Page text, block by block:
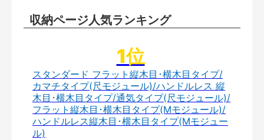
収納ページ人気ランキング
スタンダード フラット縦木目･横木目タイプ/
カマチタイプ(尺モジュール)/ハンドルレス 縦
木目･横木目タイプ/通気タイプ(尺モジュール)/
フラット縦木目･横木目タイプ(Mモジュール)/
ハンドルレス縦木目･横木目タイプ(Mモジュー
ル)